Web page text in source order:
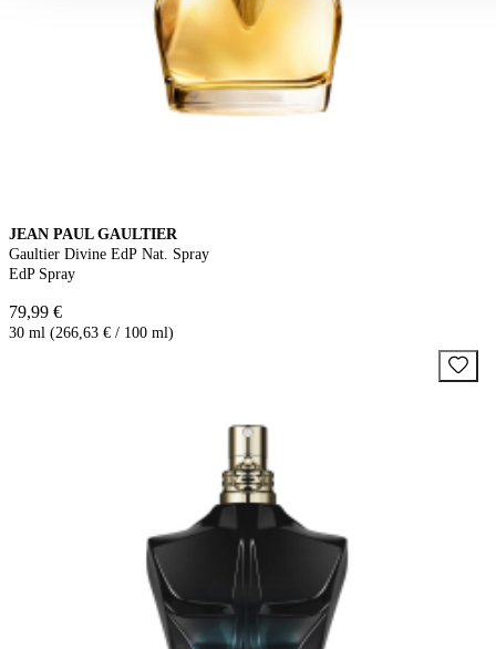
JEAN PAUL GAULTIER
Gaultier Divine EdP Nat. Spray
EdP Spray
79,99 €
30 ml (266,63 € / 100 ml)